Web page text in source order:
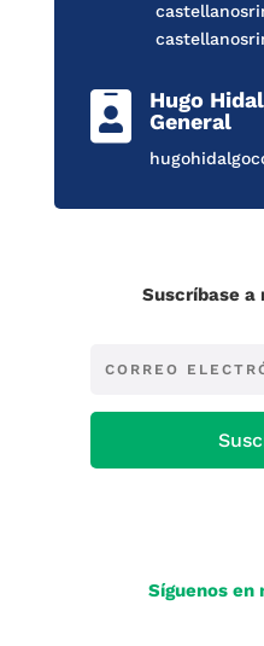

Hugo
General
Suscríbase
Síguenos en